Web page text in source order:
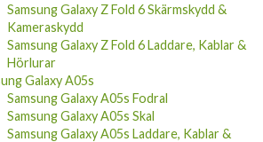
Samsung Galaxy Z Fold 6 Skärmskydd &
Kameraskydd
Samsung Galaxy Z Fold 6 Laddare, Kablar &
Hörlurar
Galaxy A05s
Samsung Galaxy A05s Fodral
Samsung Galaxy A05s Skal
Samsung Galaxy A05s Laddare, Kablar &